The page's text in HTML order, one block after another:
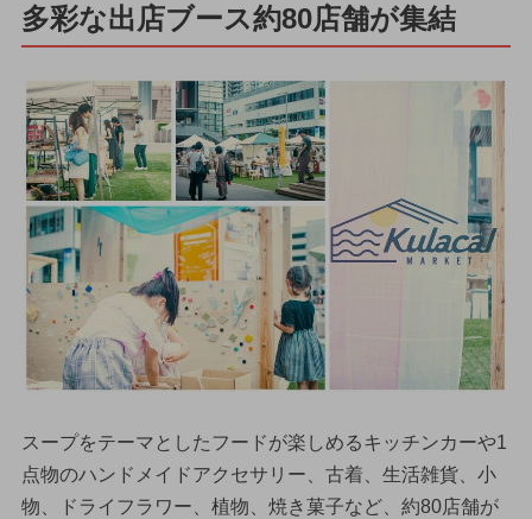
多彩な出店ブース約80店舗が集結
スープをテーマとしたフードが楽しめるキッチンカーや1
点物のハンドメイドアクセサリー、古着、生活雑貨、小
物、ドライフラワー、植物、焼き菓子など、約80店舗が